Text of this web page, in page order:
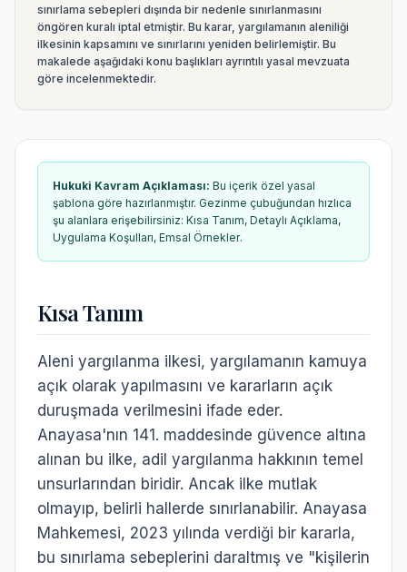
sınırlama sebepleri dışında bir nedenle sınırlanmasını
öngören kuralı iptal etmiştir. Bu karar, yargılamanın aleniliği
ilkesinin kapsamını ve sınırlarını yeniden belirlemiştir. Bu
makalede aşağıdaki konu başlıkları ayrıntılı yasal mevzuata
göre incelenmektedir.
Hukuki Kavram Açıklaması: Bu içerik özel yasal
şablona göre hazırlanmıştır. Gezinme çubuğundan hızlıca
şu alanlara erişebilirsiniz: Kısa Tanım, Detaylı Açıklama,
Uygulama Koşulları, Emsal Örnekler.
Kısa Tanım
Aleni yargılanma ilkesi, yargılamanın kamuya
açık olarak yapılmasını ve kararların açık
duruşmada verilmesini ifade eder.
Anayasa'nın 141. maddesinde güvence altına
alınan bu ilke, adil yargılanma hakkının temel
unsurlarından biridir. Ancak ilke mutlak
olmayıp, belirli hallerde sınırlanabilir. Anayasa
Mahkemesi, 2023 yılında verdiği bir kararla,
bu sınırlama sebeplerini daraltmış ve "kişilerin